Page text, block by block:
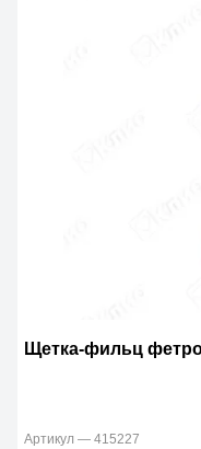
Щетка-фильц
Артикул — 415227